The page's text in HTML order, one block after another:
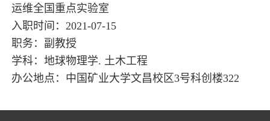
运维全国重点实验室
入职时间：2021-07-15
职务：副教授
学科：地球物理学. 土木工程
办公地点：中国矿业大学文昌校区3号科创楼322